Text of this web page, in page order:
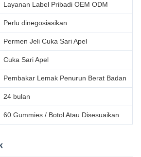
Layanan Label Pribadi OEM ODM
Perlu dinegosiasikan
Permen Jeli Cuka Sari Apel
Cuka Sari Apel
Pembakar Lemak Penurun Berat Badan
24 bulan
60 Gummies / Botol Atau Disesuaikan